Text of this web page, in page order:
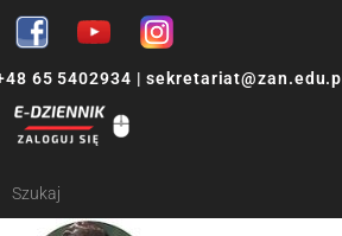
65 5402934 | sekretariat@zan.edu.pl